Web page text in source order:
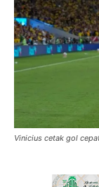
Vinicius cetak gol